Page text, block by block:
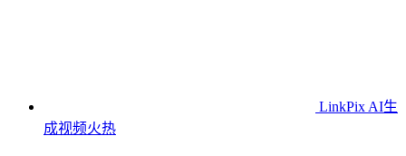
LinkPix AI生
成视频火热